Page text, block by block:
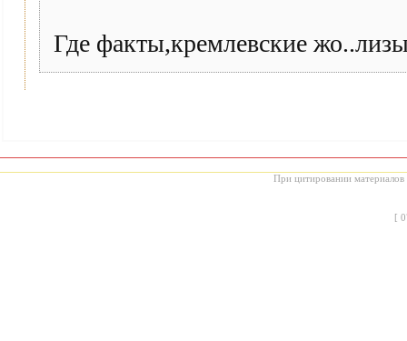
Где факты,кремлевские
При цитировании материалов
[